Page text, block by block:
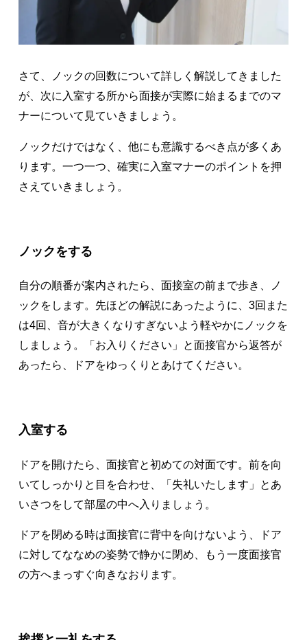
さて、ノックの回数について詳しく解説してきました
が、次に入室する所から面接が実際に始まるまでのマ
ナーについて見ていきましょう。
ノックだけではなく、他にも意識するべき点が多くあ
ります。一つ一つ、確実に入室マナーのポイントを押
さえていきましょう。
ノックをする
自分の順番が案内されたら、面接室の前まで歩き、ノ
ックをします。先ほどの解説にあったように、3回また
は4回、音が大きくなりすぎないよう軽やかにノックを
しましょう。「お入りください」と面接官から返答が
あったら、ドアをゆっくりとあけてください。
入室する
ドアを開けたら、面接官と初めての対面です。前を向
いてしっかりと目を合わせ、「失礼いたします」とあ
いさつをして部屋の中へ入りましょう。
ドアを閉める時は面接官に背中を向けないよう、ドア
に対してななめの姿勢で静かに閉め、もう一度面接官
の方へまっすぐ向きなおります。